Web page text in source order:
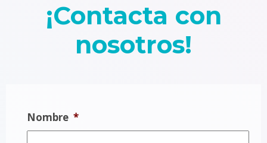
¡Contacta con
nosotros!
Nombre *